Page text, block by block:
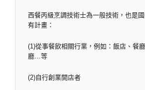
西餐丙級烹調技術士為一般技術，也是
有計畫：
(1)從事餐飲相關行業，例如：飯店、餐
廳…等
(2)自行創業開店者